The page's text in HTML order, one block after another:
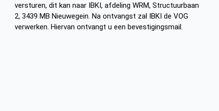
versturen, dit kan naar IBKI, afdeling WRM, Structuurbaan
2, 3439 MB Nieuwegein. Na ontvangst zal IBKI de VOG
verwerken. Hiervan ontvangt u een bevestigingsmail.